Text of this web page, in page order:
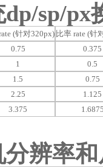
sp/px
(针对320px) 比率 rate (针
0.75
0.375
1
0.5
1.5
0.75
2.25
1.125
3.375
辨率